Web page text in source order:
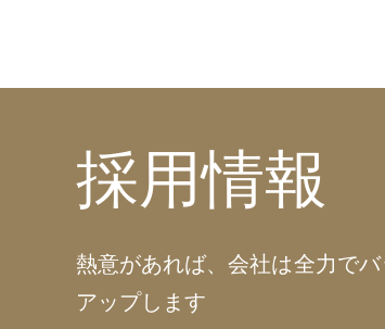
採用情報
熱意があれば、会社は全力でバ
アップします